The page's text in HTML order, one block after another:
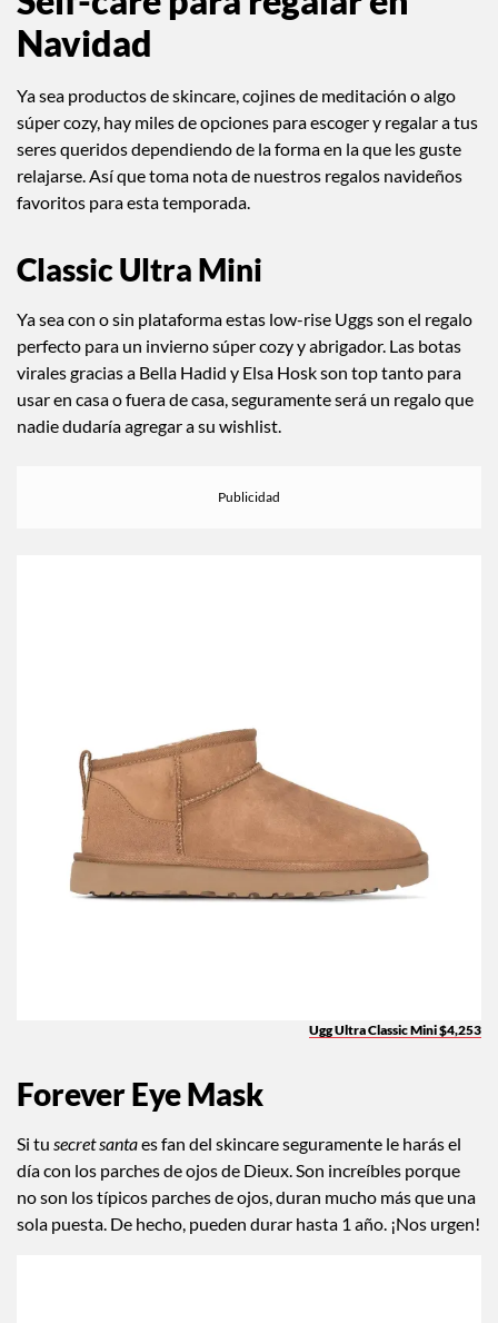
Self-care para regalar en
Navidad
Ya sea productos de skincare, cojines de meditación o algo
súper cozy, hay miles de opciones para escoger y regalar a tus
seres queridos dependiendo de la forma en la que les guste
relajarse. Así que toma nota de nuestros regalos navideños
Classic Ultra Mini
Ya sea con o sin plataforma estas low-rise Uggs son el regalo
perfecto para un invierno súper cozy y abrigador. Las botas
virales gracias a Bella Hadid y Elsa Hosk son top tanto para
usar en casa o fuera de casa, seguramente será un regalo que
Forever Eye Mask
Si tusecret santaes fan del skincare seguramente le harás el
día con los parches de ojos de Dieux. Son increíbles porque
no son los típicos parches de ojos, duran mucho más que una